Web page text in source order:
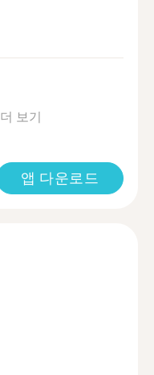
더 보기
앱 다운로드